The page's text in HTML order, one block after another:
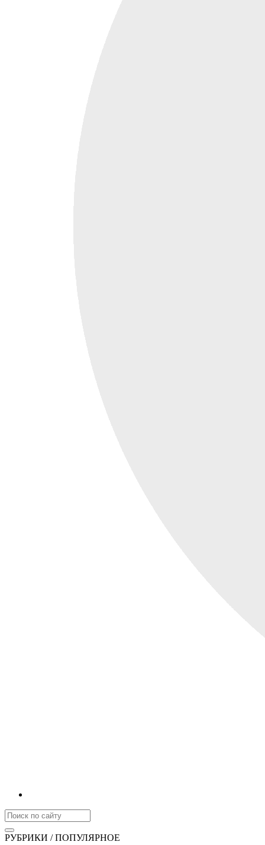
РУБРИКИ / ПОПУЛЯРНОЕ